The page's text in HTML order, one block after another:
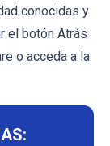
conocidas y
el botón Atrás
o acceda a la